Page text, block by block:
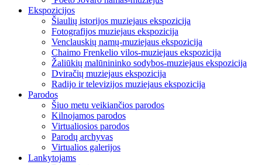
Ekspozicijos
Šiaulių istorijos muziejaus ekspozicija
Fotografijos muziejaus ekspozicija
Venclauskių namų-muziejaus ekspozicija
Chaimo Frenkelio vilos-muziejaus ekspozicija
Žaliūkių malūnininko sodybos-muziejaus ekspozicija
Dviračių muziejaus ekspozicija
Radijo ir televizijos muziejaus ekspozicija
Parodos
Šiuo metu veikiančios parodos
Kilnojamos parodos
Virtualiosios parodos
Parodų archyvas
Virtualios galerijos
Lankytojams